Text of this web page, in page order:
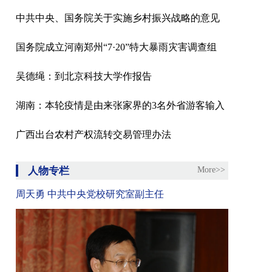
中共中央、国务院关于实施乡村振兴战略的意见
国务院成立河南郑州“7·20”特大暴雨灾害调查组
吴德绳：到北京科技大学作报告
湖南：本轮疫情是由来张家界的3名外省游客输入
广西出台农村产权流转交易管理办法
人物专栏 More>>
周天勇 中共中央党校研究室副主任